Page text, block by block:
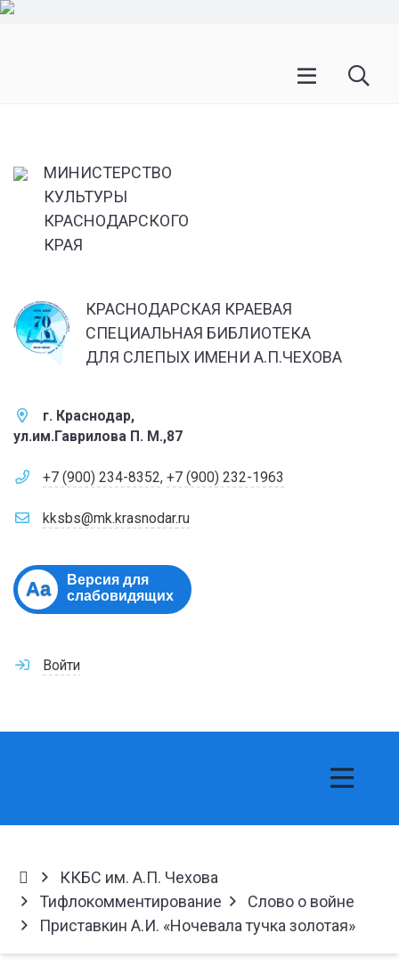
МИНИСТЕРСТВО
КУЛЬТУРЫ
КРАСНОДАРСКОГО
КРАЯ
КРАСНОДАРСКАЯ КРАЕВАЯ
СПЕЦИАЛЬНАЯ БИБЛИОТЕКА
ДЛЯ СЛЕПЫХ ИМЕНИ А.П.ЧЕХОВА
г. Краснодар,
ул.им.Гаврилова П. М.,87
+7 (900) 234-8352, +7 (900) 232-1963
kksbs@mk.krasnodar.ru
Aa
Версия для
слабовидящих
Войти
ККБС им. А.П. Чехова
Тифлокомментирование
Слово о войне
Приставкин А.И. «Ночевала тучка золотая»